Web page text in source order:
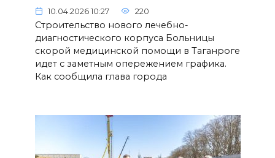
10.04.2026 10:27 220
Строительство нового лечебно-
диагностического корпуса Больницы
скорой медицинской помощи в Таганроге
идет с заметным опережением графика.
Как сообщила глава города